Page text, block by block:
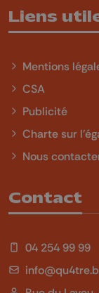
Liens
Mentions
CSA
Publicité
Charte sur
Nous
Contact
04 254 99 99